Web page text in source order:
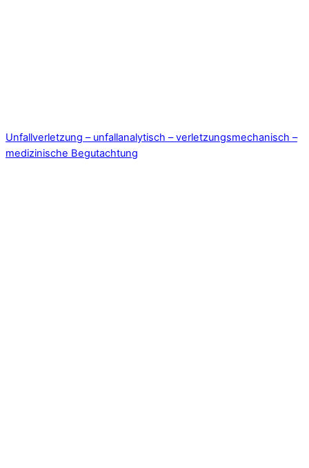
Unfallverletzung – unfallanalytisch – verletzungsmechanisch –
medizinische Begutachtung